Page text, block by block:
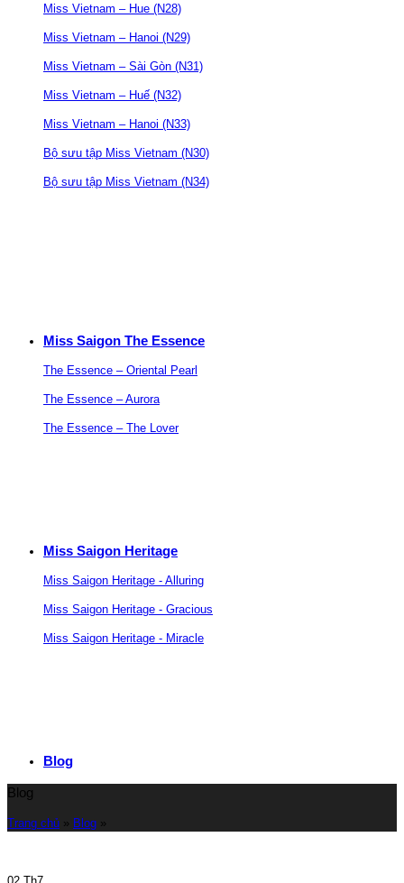
Miss Vietnam – Hue (N28)
Miss Vietnam – Hanoi (N29)
Miss Vietnam – Sài Gòn (N31)
Miss Vietnam – Huế (N32)
Miss Vietnam – Hanoi (N33)
Bộ sưu tập Miss Vietnam (N30)
Bộ sưu tập Miss Vietnam (N34)
Miss Saigon The Essence
The Essence – Oriental Pearl
The Essence – Aurora
The Essence – The Lover
Miss Saigon Heritage
Miss Saigon Heritage - Alluring
Miss Saigon Heritage - Gracious
Miss Saigon Heritage - Miracle
Blog
Blog
Trang chủ » Blog »